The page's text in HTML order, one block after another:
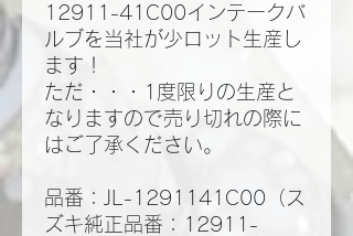
12911-41C00インテークバ
ルブを当社が少ロット生産し
ます！
ただ・・・1度限りの生産と
なりますので売り切れの際に
はご了承ください。
品番：JL-1291141C00（ス
ズキ純正品番：12911-